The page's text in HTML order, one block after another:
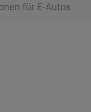
für E-Autos